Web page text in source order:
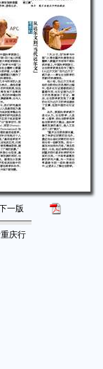
一版
庆行